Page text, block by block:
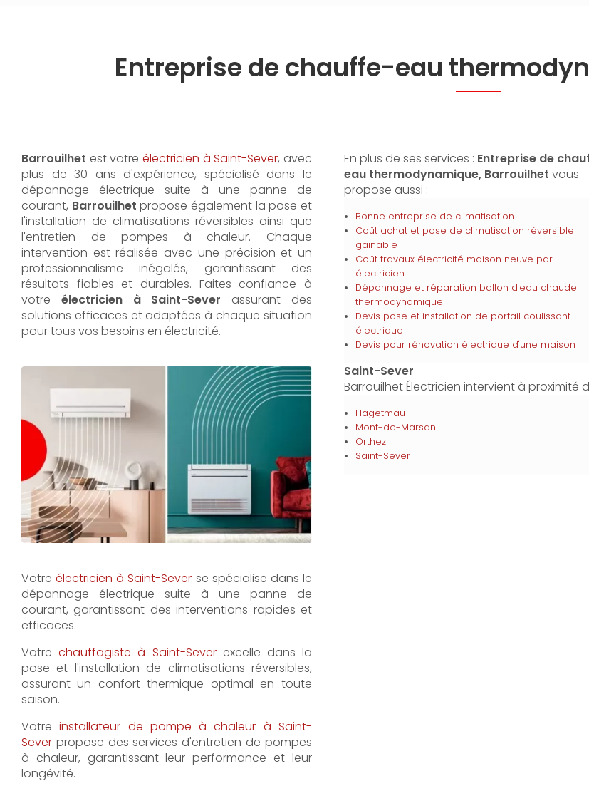
Entreprise de chauffe-eau
Barrouilhet est votre électricien à Saint-Sever, avec
plus de 30 ans d'expérience, spécialisé dans le
dépannage électrique suite à une panne de
courant, Barrouilhet propose également la pose et
l'installation de climatisations réversibles ainsi que
l'entretien de pompes à chaleur. Chaque
intervention est réalisée avec une précision et un
professionnalisme inégalés, garantissant des
résultats fiables et durables. Faites confiance à
votre électricien à Saint-Sever assurant des
solutions efficaces et adaptées à chaque situation
pour tous vos besoins en électricité.
Votreélectricien à Saint-Sever se spécialise dans le
dépannage électrique suite à une panne de
courant, garantissant des interventions rapides et
efficaces.
Votrechauffagiste à Saint-Severexcelle dans la
pose et l'installation de climatisations réversibles,
assurant un confort thermique optimal en toute
saison.
Votreinstallateur de pompe à chaleur à Saint-
Sever propose des services d'entretien de pompes
à chaleur, garantissant leur performance et leur
longévité.
En plus de ses services : Entreprise de
eau thermodynamique, Barrouilhet vous
propose aussi :
Bonne entreprise de climatisation
Coût achat et pose de climatisation réversible
gainable
Coût travaux électricité maison neuve par
électricien
Dépannage et réparation ballon d'eau chaude
thermodynamique
Devis pose et installation de portail coulissant
électrique
Devis pour rénovation électrique d'une maison
Saint-Sever
Barrouilhet Électricien intervient à proximité
Hagetmau
Mont-de-Marsan
Orthez
Saint-Sever